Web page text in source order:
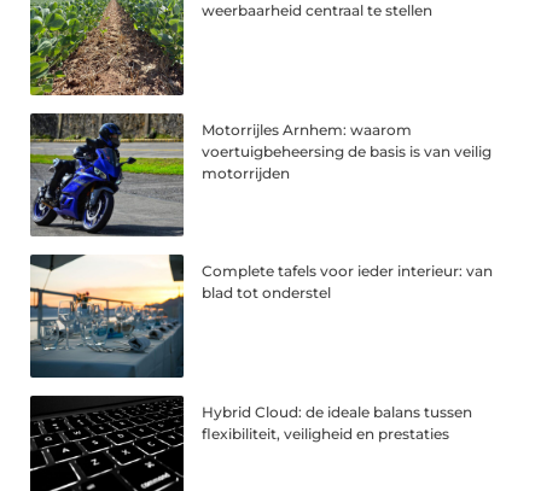
weerbaarheid centraal te stellen
Motorrijles Arnhem: waarom
voertuigbeheersing de basis is van veilig
motorrijden
Complete tafels voor ieder interieur: van
blad tot onderstel
Hybrid Cloud: de ideale balans tussen
flexibiliteit, veiligheid en prestaties